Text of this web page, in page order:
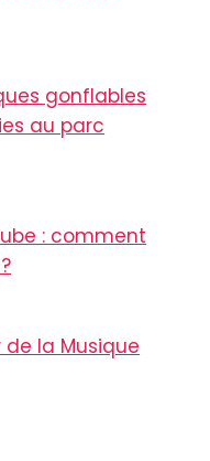
gonflables
au parc
: comment
la Musique